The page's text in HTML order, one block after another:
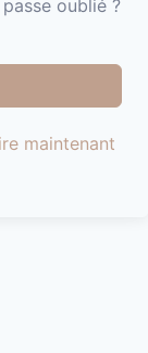
oublié ?
maintenant